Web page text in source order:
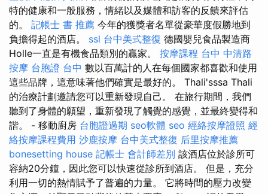
特的健康和一般服務，情緒以及媒體和訪客的反饋來評估
的。 記帳士 書 推薦 今年的獲獎者名單從豪華度假勝地到
負擔得起的酒店。 ssl 台中美式整復 德國嬰兒食品製造商
Holle一直是有機食品類別的贏家。 按摩課程 台中 中清路
按摩 台胞證 台中 數以百萬計的人在每個國家都喜歡和使用
這些品牌，這意味著他們確實是最好的。 Thali'sssa Thali
的治療計劃邀請您可以重新發現自己。 在旅行期間，我們
聽到了身體的願望，重新發現了觸覺的感覺，並最終變得和
諧。 - 移動廚房 台胞證過期 seo軟體 seo 經絡按摩證照 經
絡按摩課程費用 沙鹿按摩 台中美式整復 后里按摩推薦
bonesetting house 記帳士 會計師差別 該酒店位於診所可
容納20分鐘，因此您可以快速從診所到酒店。 但是，充分
利用一切的熱情賦予了普遍的力量。 它將時間的壓力改變